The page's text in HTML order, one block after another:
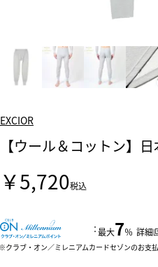
EXCIOR
【ウール＆コットン】
￥5,720税込
：最大7％ 詳細
クラブ・オン／ミレニアムカードセゾンのお支